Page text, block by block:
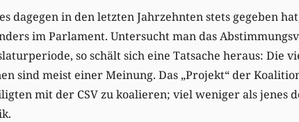
dagegen in den letzten Jahrzehnten stets gegeben
im Parlament. Untersucht man das
so schält sich eine Tatsache heraus: Die
sind meist einer Meinung. Das „Projekt“ der
mit der CSV zu koalieren; viel weniger als jenes